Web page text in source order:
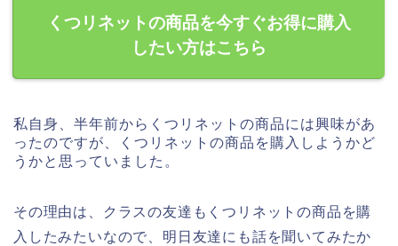
くつリネットの商品を今すぐお得に購入
したい方はこちら
私自身、半年前からくつリネットの商品には興味があ
ったのですが、くつリネットの商品を購入しようかど
うかと思っていました。
その理由は、クラスの友達もくつリネットの商品を購
入したみたいなので、明日友達にも話を聞いてみたか